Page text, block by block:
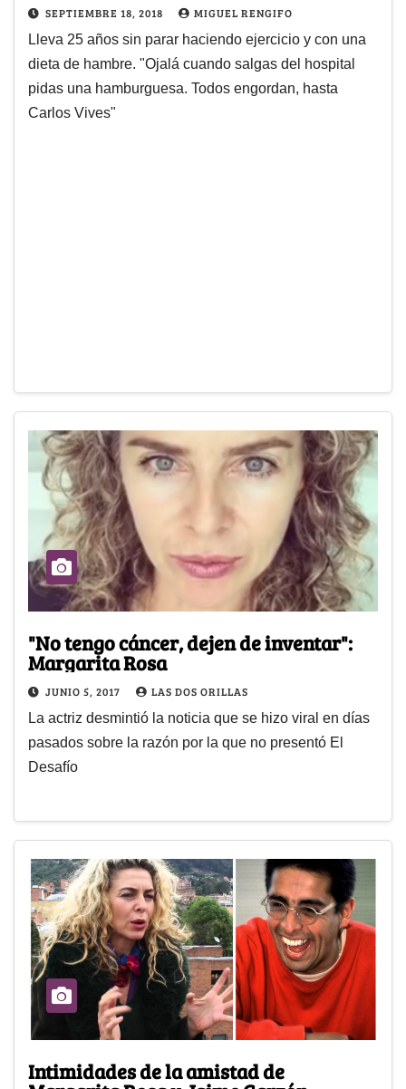
SEPTIEMBRE 18, 2018 MIGUEL RENGIFO
Lleva 25 años sin parar haciendo ejercicio y con una
dieta de hambre. "Ojalá cuando salgas del hospital
pidas una hamburguesa. Todos engordan, hasta
Carlos Vives"
"No tengo cáncer, dejen de inventar":
Margarita Rosa
JUNIO 5, 2017 LAS DOS ORILLAS
La actriz desmintió la noticia que se hizo viral en días
pasados sobre la razón por la que no presentó El
Desafío
Intimidades de la amistad de